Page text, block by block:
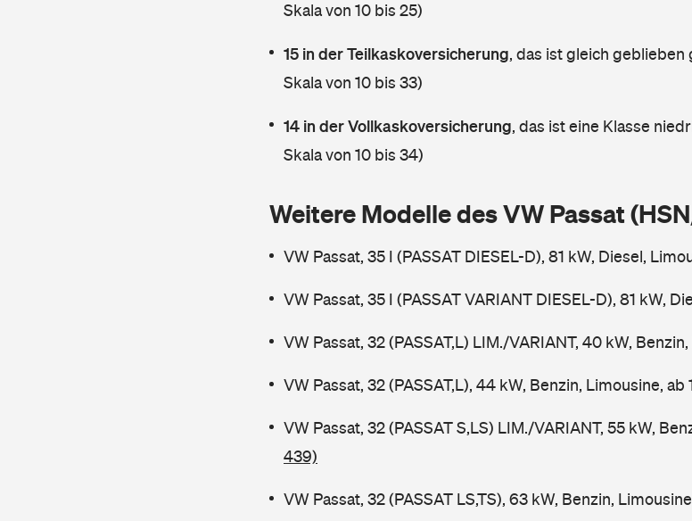
Skala von 10 bis 25)
15 in der Teilkaskoversicherung, das ist gleich geblieben
Skala von 10 bis 33)
14 in der Vollkaskoversicherung, das ist eine Klasse
Skala von 10 bis 34)
Weitere Modelle des VW Passat
VW Passat, 35 I (PASSAT DIESEL-D), 81 kW, Diesel,
VW Passat, 35 I (PASSAT VARIANT DIESEL-D), 81 kW,
VW Passat, 32 (PASSAT,L) LIM./VARIANT, 40 kW,
VW Passat, 32 (PASSAT,L), 44 kW, Benzin, Limousine, ab
VW Passat, 32 (PASSAT S,LS) LIM./VARIANT, 55 kW,
439)
VW Passat, 32 (PASSAT LS,TS), 63 kW, Benzin,